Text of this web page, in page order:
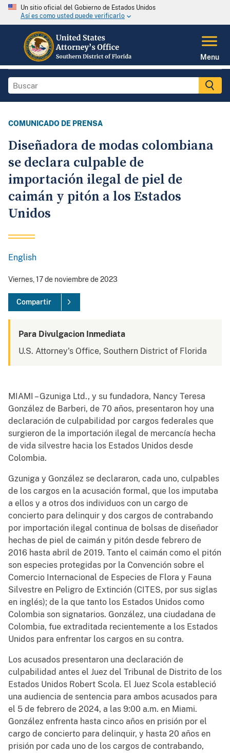
Un sitio oficial del Gobierno de Estados Unidos
Así es como usted puede verificarlo
Menu
COMUNICADO DE PRENSA
Diseñadora de modas colombiana
se declara culpable de
importación ilegal de piel de
caimán y pitón a los Estados
Unidos
English
Viernes, 17 de noviembre de 2023
Compartir
Para Divulgacion Inmediata
U.S. Attorney's Office, Southern District of Florida
MIAMI – Gzuniga Ltd., y su fundadora, Nancy Teresa
González de Barberi, de 70 años, presentaron hoy una
declaración de culpabilidad por cargos federales que
surgieron de la importación ilegal de mercancía hecha
de vida silvestre hacia los Estados Unidos desde
Colombia.
Gzuniga y González se declararon, cada uno, culpables
de los cargos en la acusación formal, que los imputaba
a ellos y a otros dos individuos con un cargo de
concierto para delinquir y dos cargos de contrabando
por importación ilegal continua de bolsas de diseñador
hechas de piel de caimán y pitón desde febrero de
2016 hasta abril de 2019. Tanto el caimán como el pitón
son especies protegidas por la Convención sobre el
Comercio Internacional de Especies de Flora y Fauna
Silvestre en Peligro de Extinción (CITES, por sus siglas
en inglés); de la que tanto los Estados Unidos como
Colombia son signatarios. González, una ciudadana de
Colombia, fue extraditada recientemente a los Estados
Unidos para enfrentar los cargos en su contra.
Los acusados presentaron una declaración de
culpabilidad antes el Juez del Tribunal de Distrito de los
Estados Unidos Robert Scola. El Juez Scola estableció
una audiencia de sentencia para ambos acusados para
el 5 de febrero de 2024, a las 9:00 a.m. en Miami.
González enfrenta hasta cinco años en prisión por el
cargo de concierto para delinquir, y hasta 20 años en
prisión por cada uno de los cargos de contrabando,